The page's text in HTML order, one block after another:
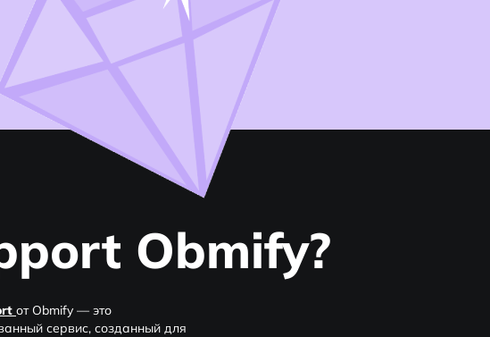
Obmify?
от Obmify — это
сервис, созданный для